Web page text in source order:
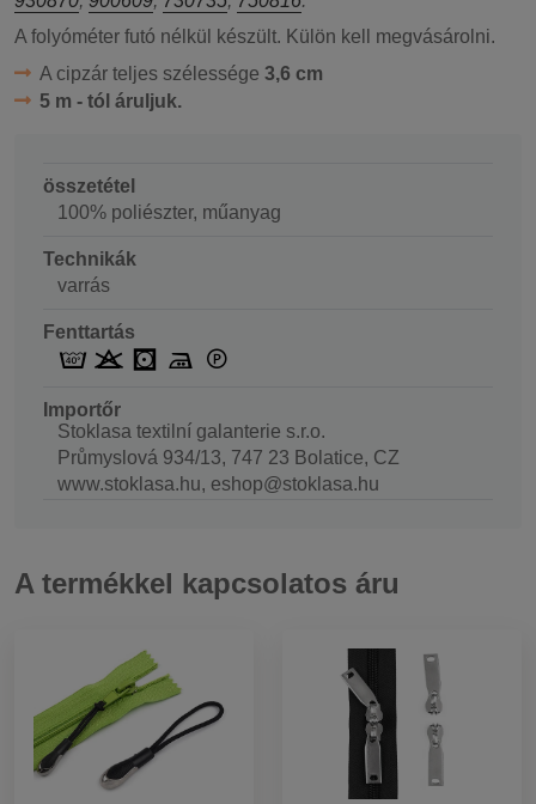
A folyóméter futó nélkül készült. Külön kell megvásárolni.
A cipzár teljes szélessége 3,6 cm
5 m - tól áruljuk.
összetétel
100% poliészter, műanyag
Technikák
varrás
Fenttartás
Importőr
Stoklasa textilní galanterie s.r.o.
Průmyslová 934/13, 747 23 Bolatice, CZ
www.stoklasa.hu, eshop@stoklasa.hu
A termékkel kapcsolatos áru